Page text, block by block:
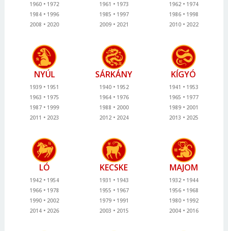
1960
1972
1984
1996
2008
2020
1961
1973
1985
1997
2009
2021
1962
1974
1986
1998
2010
2022
NYÚL
1939
1951
1963
1975
1987
1999
2011
2023
SÁRKÁNY
1940
1952
1964
1976
1988
2000
2012
2024
KÍGYÓ
1941
1953
1965
1977
1989
2001
2013
2025
LÓ
1942
1954
1966
1978
1990
2002
2014
2026
KECSKE
1931
1943
1955
1967
1979
1991
2003
2015
MAJOM
1932
1944
1956
1968
1980
1992
2004
2016